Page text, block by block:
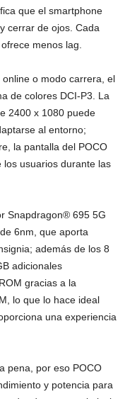
que el smartphone
cerrar de ojos. Cada
menos lag.
o modo carrera, el
de colores DCI-P3. La
2400 x 1080 puede
al entorno;
la pantalla del POCO
los usuarios durante las
Snapdragon® 695 5G
6nm, que aporta
además de los 8
adicionales
gracias a la
lo que lo hace ideal
una experiencia
pena, por eso POCO
y potencia para